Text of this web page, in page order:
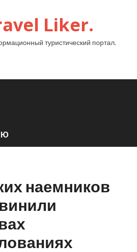
Liker.
туристический портал.
наемников